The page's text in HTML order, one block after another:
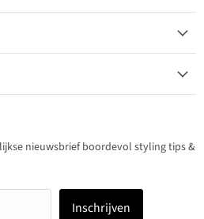
nieuwsbrief boordevol styling tips &
Inschrijven